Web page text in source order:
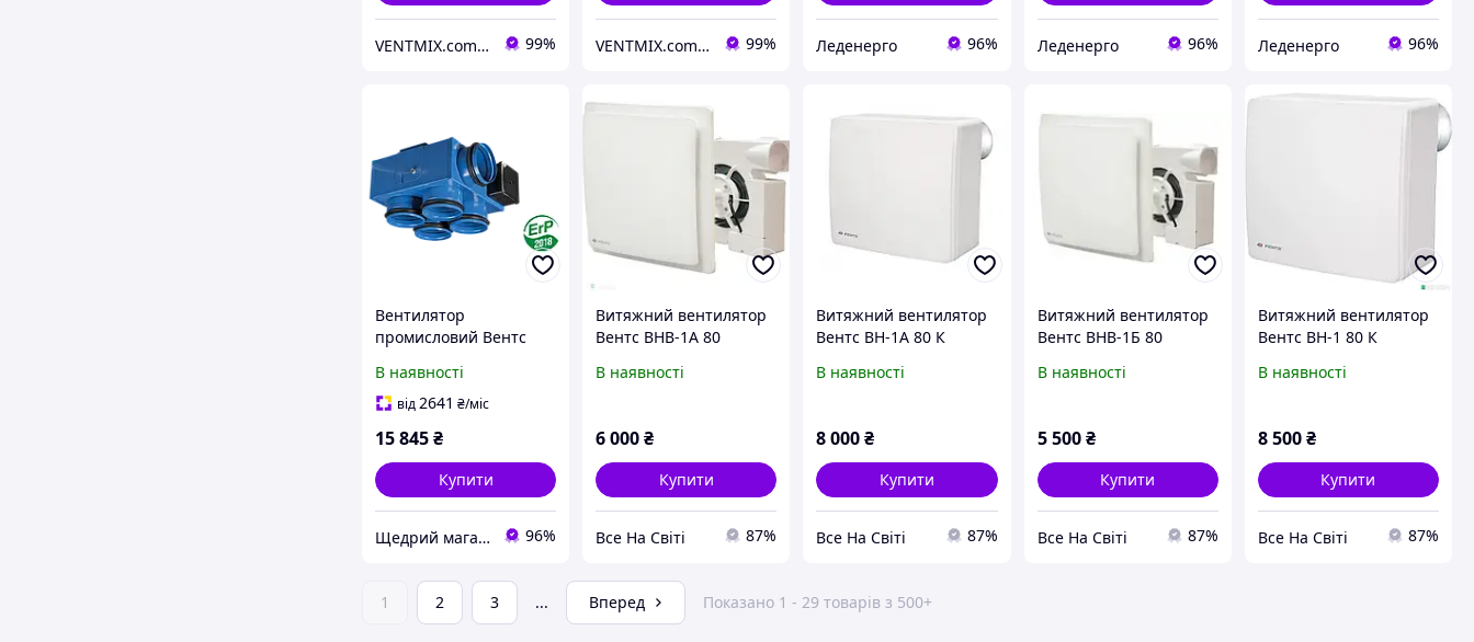
VENTMIX.com.ua 99% VENTMIX.com.ua 99% Леденерго 96% Леденерго 96% Леденерго 96%
Вентилятор
промисловий Вентс
В наявності
від2641 ₴/міс
15 845₴
Купити
Щедрий магазин вентиляції "MyVent" ;) 96%
Витяжний вентилятор
Вентс ВНВ-1А 80
В наявності
6 000₴
Купити
Все На Світі 87%
Витяжний вентилятор
Вентс ВН-1А 80 К
В наявності
8 000₴
Купити
Все На Світі 87%
Витяжний вентилятор
Вентс ВНВ-1Б 80
В наявності
5 500 ₴
Купити
Все На Світі 87%
Витяжний вентилятор
Вентс ВН-1 80 К
В наявності
8 500₴
Купити
Все На Світі 87%
1 2 3 ... Вперед Показано 1 - 29 товарів з 500+